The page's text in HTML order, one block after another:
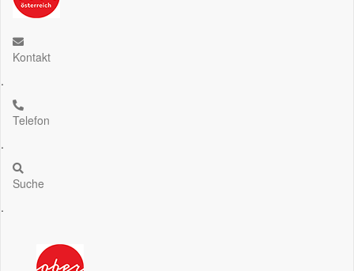
Kontakt
.
Telefon
.
Suche
.